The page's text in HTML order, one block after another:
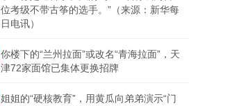
位考级不带古筝的选手。”（来源：新华每
日电讯）
你楼下的“兰州拉面”或改名“青海拉面”，天
津72家面馆已集体更换招牌
姐姐的“硬核教育”，用黄瓜向弟弟演示“门